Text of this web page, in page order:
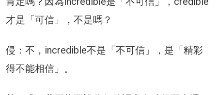
才是「可信」，不是嗎？
侵：不，incredible不是「不可信」，是「精彩
得不能相信」。